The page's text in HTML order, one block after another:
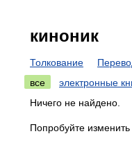
киноник
Толкование
все
электронные
Ничего не найдено.
Попробуйте изменить